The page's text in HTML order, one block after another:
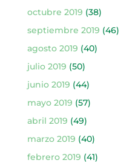
octubre 2019 (38)
septiembre 2019 (46)
agosto 2019 (40)
julio 2019 (50)
junio 2019 (44)
mayo 2019 (57)
abril 2019 (49)
marzo 2019 (40)
febrero 2019 (41)